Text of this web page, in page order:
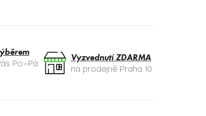
Po–Pá
Vyzvednutí ZDARMA
na prodejně Praha 10